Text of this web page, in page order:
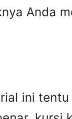
Anda
ini tentu